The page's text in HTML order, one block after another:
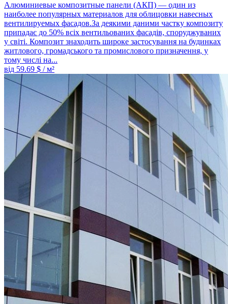
Алюминиевые композитные панели (АКП) — один из
наиболее популярных материалов для облицовки навесных
вентилируемых фасадов.За деякими даними частку композиту
припадає до 50% всіх вентильованих фасадів, споруджуваних
у світі. Композит знаходить широке застосування на будинках
житлового, громадського та промислового призначення, у
тому числі на...
від 59.69 $ / м²